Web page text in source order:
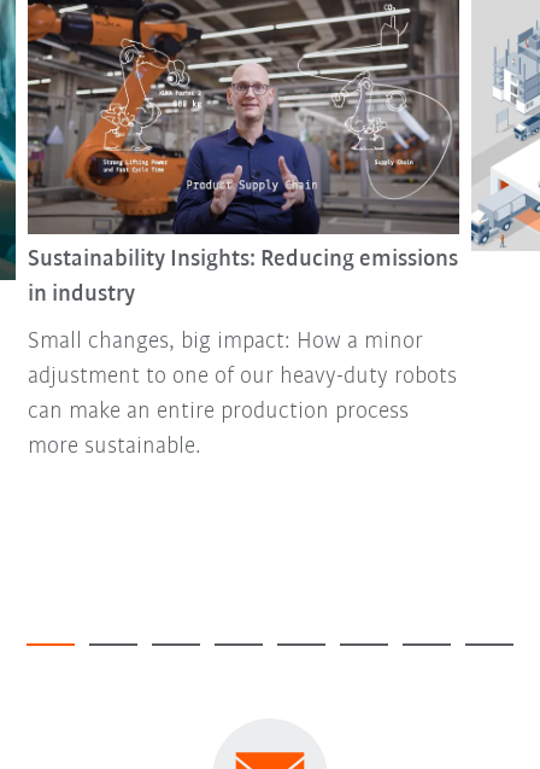
Sustainability Insights: Reducing emissions
in industry
Small changes, big impact: How a minor
adjustment to one of our heavy-duty robots
can make an entire production process
more sustainable.